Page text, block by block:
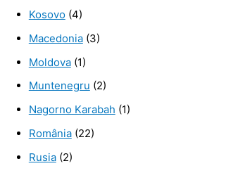
Kosovo(4)
Macedonia(3)
Moldova(1)
Muntenegru (2)
Nagorno Karabah (1)
România(22)
Rusia(2)